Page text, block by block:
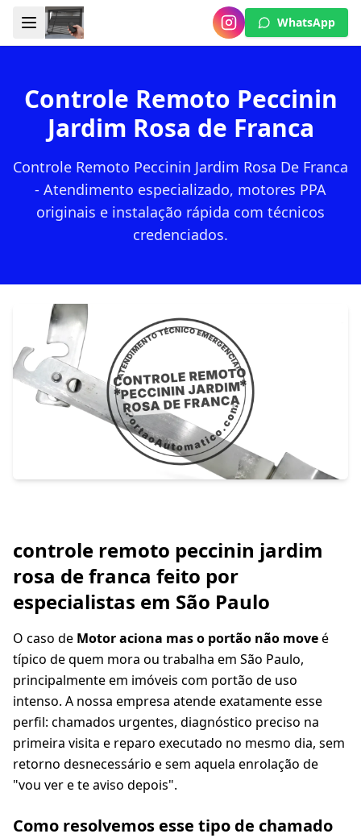
WhatsApp
Controle Remoto Peccinin
Jardim Rosa de Franca
Controle Remoto Peccinin Jardim Rosa De Franca
- Atendimento especializado, motores PPA
originais e instalação rápida com técnicos
credenciados.
controle remoto peccinin jardim
rosa de franca feito por
especialistas em São Paulo
O caso de Motor aciona mas o portão não moveé
típico de quem mora ou trabalha em São Paulo,
principalmente em imóveis com portão de uso
intenso. A nossa empresa atende exatamente esse
perfil: chamados urgentes, diagnóstico preciso na
primeira visita e reparo executado no mesmo dia, sem
retorno desnecessário e sem aquela enrolação de
"vou ver e te aviso depois".
Como resolvemos esse tipo de chamado